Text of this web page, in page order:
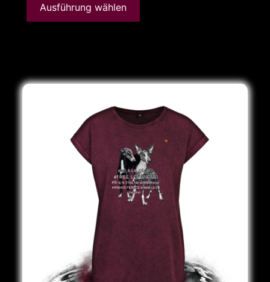
Ausführung wählen